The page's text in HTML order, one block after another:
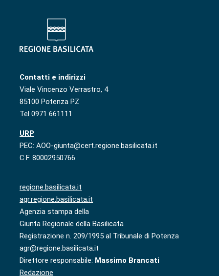
Contatti e indirizzi
Viale Vincenzo Verrastro, 4
85100 Potenza PZ
Tel 0971 661111
URP
PEC: AOO-giunta@cert.regione.basilicata.it
C.F. 80002950766
regione.basilicata.it
agr.regione.basilicata.it
Agenzia stampa della
Giunta Regionale della Basilicata
Registrazione n. 209/1995 al Tribunale di Potenza
agr@regione.basilicata.it
Direttore responsabile: Massimo Brancati
Redazione